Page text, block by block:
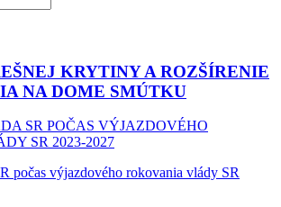
KRYTINY A ROZŠÍRENIE
NA DOME SMÚTKU
SR POČAS VÝJAZDOVÉHO
SR 2023-2027